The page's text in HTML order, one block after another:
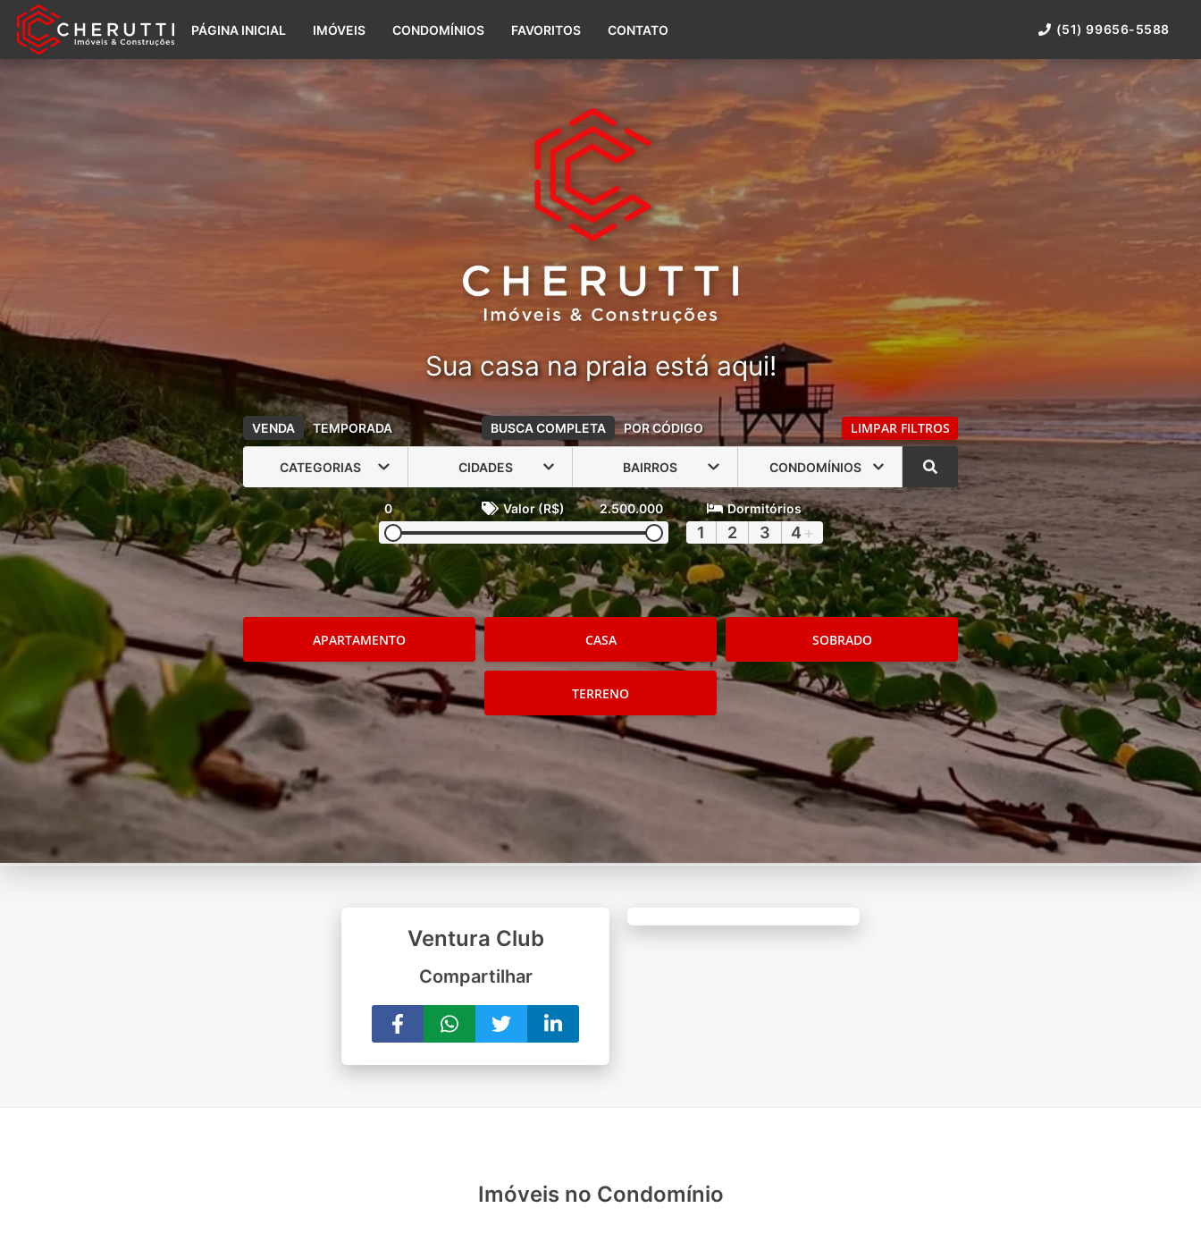
(51) 99656-5588
PÁGINA INICIAL IMÓVEIS CONDOMÍNIOS FAVORITOS CONTATO (51) 99656-5588
Sua casa na praia está aqui!
VENDA TEMPORADA BUSCA COMPLETA POR CÓDIGO LIMPAR FILTROS
CATEGORIAS CIDADES BAIRROS CONDOMÍNIOS
0 Valor (R$) 2.500.000 Dormitórios
1 2 3 4 +
APARTAMENTO CASA SOBRADO
TERRENO
Ventura Club
Compartilhar
Imóveis no Condomínio